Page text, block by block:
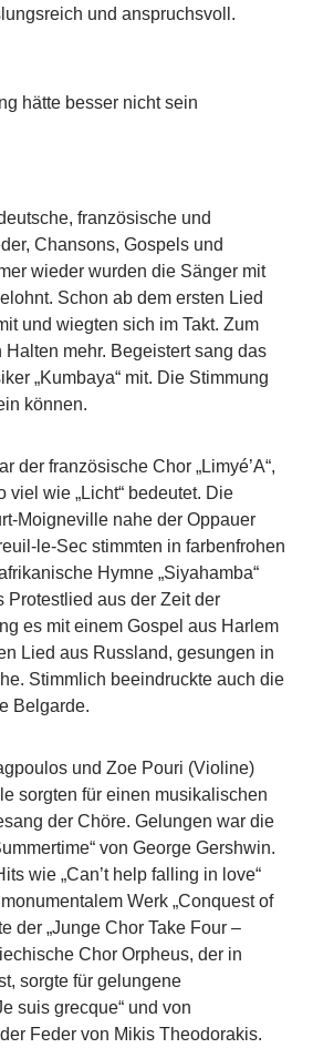
und anspruchsvoll.
hätte besser nicht sein
französische und
Chansons, Gospels und
wieder wurden die Sänger mit
Schon ab dem ersten Lied
und wiegten sich im Takt. Zum
mehr. Begeistert sang das
„Kumbaya“ mit. Die Stimmung
können.
der französische Chor „Limyé’A“,
viel wie „Licht“ bedeutet. Die
Moigneville nahe der Oppauer
le-Sec stimmten in farbenfrohen
Hymne „Siyahamba“
Protestlied aus der Zeit der
es mit einem Gospel aus Harlem
Lied aus Russland, gesungen in
Stimmlich beeindruckte auch die
Belgarde.
und Zoe Pouri (Violine)
sorgten für einen musikalischen
der Chöre. Gelungen war die
von George Gershwin.
wie „Can’t help falling in love“
Werk „Conquest of
der „Junge Chor Take Four –
Chor Orpheus, der in
sorgte für gelungene
suis grecque“ und von
Feder von Mikis Theodorakis.